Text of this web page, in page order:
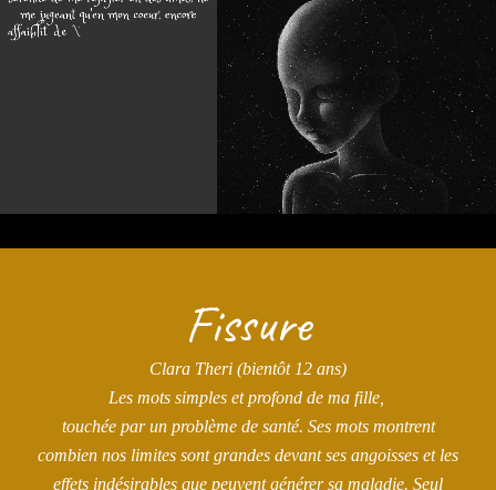
Fissure
Clara Theri (bientôt 12 ans)
Les mots simples et profond de ma fille,
touchée par un problème de santé. Ses mots montrent
combien nos limites sont grandes devant ses angoisses et les
effets indésirables que peuvent générer sa maladie. Seul